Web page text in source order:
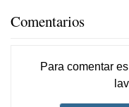
Comentarios
Para comentar